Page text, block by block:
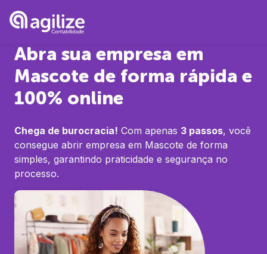
Abra sua empresa em
Mascote de forma rápida e
100% online
Chega de burocracia! Com apenas 3 passos, você
consegue abrir empresa em Mascote de forma
simples, garantindo praticidade e segurança no
processo.